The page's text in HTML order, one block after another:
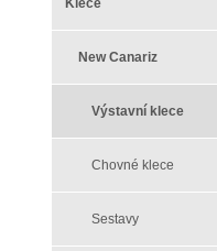
Klece
New Canariz
Výstavní klece
Chovné klece
Sestavy